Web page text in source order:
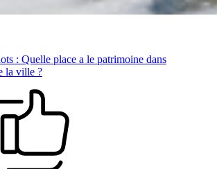
: Quelle place a le patrimoine dans
la ville ?